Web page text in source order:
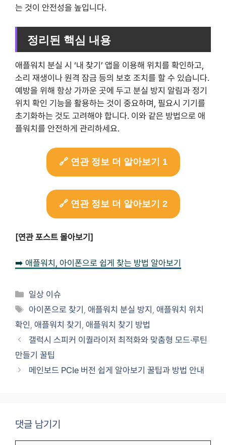
는 것이 안전성을 높입니다.
정리된 핵심 내용
애플워치 분실 시 ‘내 찾기’ 앱을 이용해 위치를 확인하고,
소리 재생이나 원격 잠금 등의 보호 조치를 할 수 있습니다.
예방을 위해 항상 가까운 곳에 두고 분실 방지 알림과 정기
위치 확인 기능을 활용하는 것이 중요하며, 필요시 기기를
초기화하는 것도 고려해야 합니다. 이와 같은 방법으로 애
플워치를 안전하게 관리하세요.
🔗 연관 정보 더 알아보기 1
🔗 연관 정보 더 알아보기 2
[연관 포스트 몰아보기]
➡️ 애플워치, 아이폰으로 쉽게 찾는 방법 알아보기
카
테
리
일상 이슈
태
그
아이폰으로 찾기 ,애플워치 분실 방지 ,애플워치 위치
확인 애플워치 찾기 애플워치 찾기 방법
갤럭시 스피커 이퀄라이저 최적화와 맞춤형 모드·루틴
만들기 꿀팁
메인보드 PCIe 버전 쉽게 알아보기 꿀팁과 방법 안내
댓글 남기기